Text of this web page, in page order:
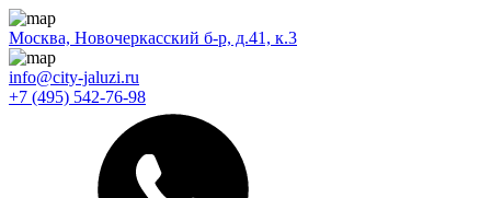
Москва, Новочеркасский б-р, д.41, к.3
info@city-jaluzi.ru
+7 (495) 542-76-98